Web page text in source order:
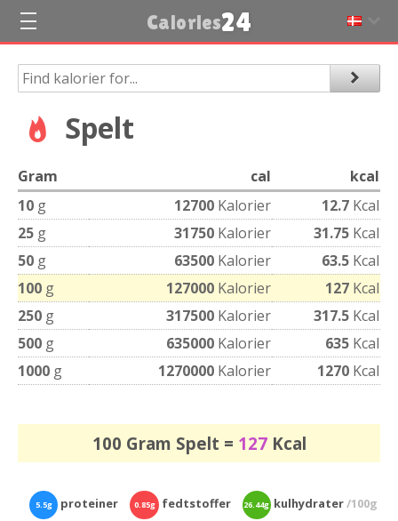
Calories24
Spelt
Gram cal
kcal
10 g 12700 Kalorier 12.7 Kcal
25 g 31750 Kalorier 31.75 Kcal
50 g 63500 Kalorier 63.5 Kcal
100 g 127000 Kalorier 127 Kcal
250 g 317500 Kalorier 317.5 Kcal
500 g 635000 Kalorier 635 Kcal
1000 g 1270000 Kalorier 1270 Kcal
100 Gram Spelt = 127Kcal
5.5g proteiner 0.85g fedtstoffer 26.44gkulhydrater/100g